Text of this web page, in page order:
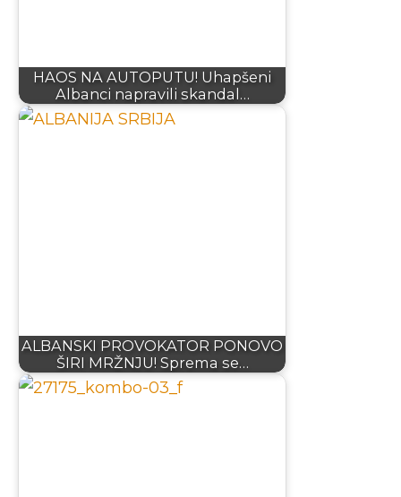
HAOS NA AUTOPUTU! Uhapšeni
Albanci napravili skandal…
ALBANSKI PROVOKATOR PONOVO
ŠIRI MRŽNJU! Sprema se…